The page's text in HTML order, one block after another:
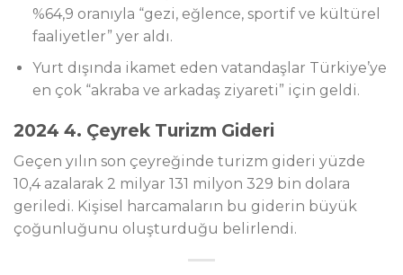
%64,9 oranıyla “gezi, eğlence, sportif ve kültürel
faaliyetler” yer aldı.
Yurt dışında ikamet eden vatandaşlar Türkiye’ye
en çok “akraba ve arkadaş ziyareti” için geldi.
2024 4. Çeyrek Turizm Gideri
Geçen yılın son çeyreğinde turizm gideri yüzde
10,4 azalarak 2 milyar 131 milyon 329 bin dolara
geriledi. Kişisel harcamaların bu giderin büyük
çoğunluğunu oluşturduğu belirlendi.